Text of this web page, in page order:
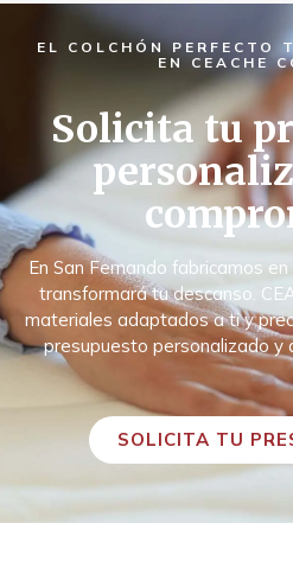
EL COLCHÓN PERFECTO
EN CEACHE
Solicita tu
En San Fernando fabricamos
transformará tu descanso.
materiales adaptados a ti y
presupuesto personalizado y
SOLICITA TU